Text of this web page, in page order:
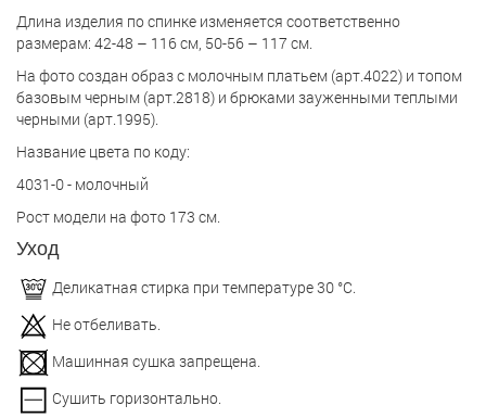
Длина изделия по спинке изменяется соответственно
размерам: 42-48 – 116 см, 50-56 – 117 см.
На фото создан образ с молочным платьем (арт.4022) и топом
базовым черным (арт.2818) и брюками зауженными теплыми
черными (арт.1995).
Название цвета по коду:
4031-0 - молочный
Рост модели на фото 173 см.
Уход
Деликатная стирка при температуре 30 °С.
Не отбеливать.
Машинная сушка запрещена.
Сушить горизонтально.